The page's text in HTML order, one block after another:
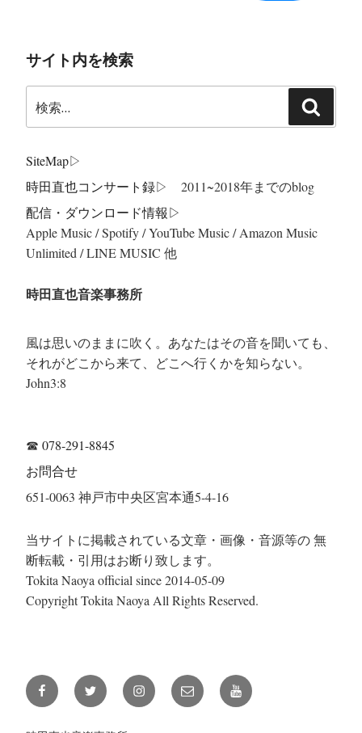
サイト内を検索
索:
索
SiteMap▷
時田直也コンサート録▷ 2011~2018年までのblog
配信・ダウンロード情報▷
Apple Music / Spotify / YouTube Music / Amazon Music
Unlimited / LINE MUSIC 他
時田直也音楽事務所
風は思いのままに吹く。あなたはその音を聞いても、
それがどこから来て、どこへ行くかを知らない。
John3:8
☎ 078-291-8845
お問合せ
651-0063 神戸市中央区宮本通5-4-16
当サイトに掲載されている文章・画像・音源等の 無
断転載・引用はお断り致します。
Tokita Naoya official since 2014-05-09
Copyright Tokita Naoya All Rights Reserved.
Facebook Twitter Instagramメ
ー
YouTube